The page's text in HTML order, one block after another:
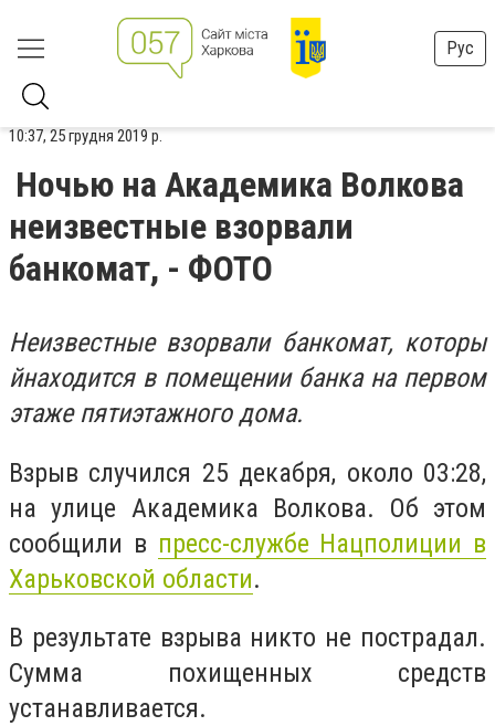
Рус
10:37, 25 грудня 2019 р.
Ночью на Академика Волкова
неизвестные взорвали
банкомат, - ФОТО
Неизвестные взорвали банкомат, которы
йнаходится в помещении банка на первом
этаже пятиэтажного дома.
Взрыв случился 25 декабря, около 03:28,
на улице Академика Волкова. Об этом
сообщили в пресс-службе Нацполиции в
Харьковской области.
В результате взрыва никто не пострадал.
Сумма похищенных средств
устанавливается.